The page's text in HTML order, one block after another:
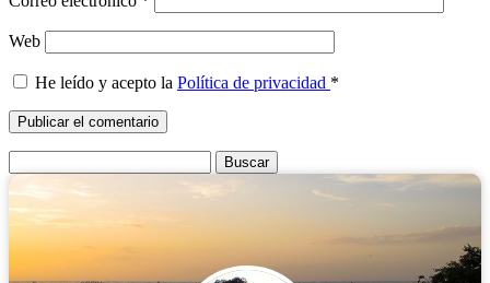
Web
He leído y acepto la Política de privacidad *